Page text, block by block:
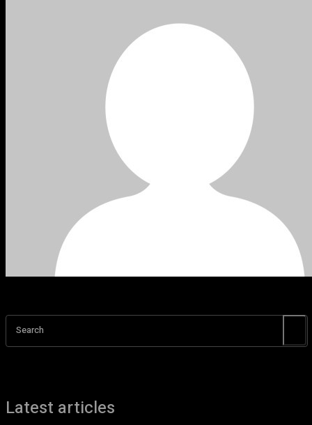
Search
Latest articles